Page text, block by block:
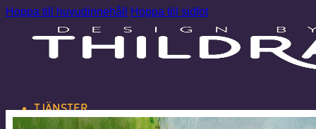
Hoppa till huvudinnehåll Hoppa till sidfot
TJÄNSTER